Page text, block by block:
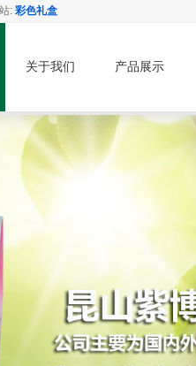
: 彩色礼盒
关于我们 产品展示